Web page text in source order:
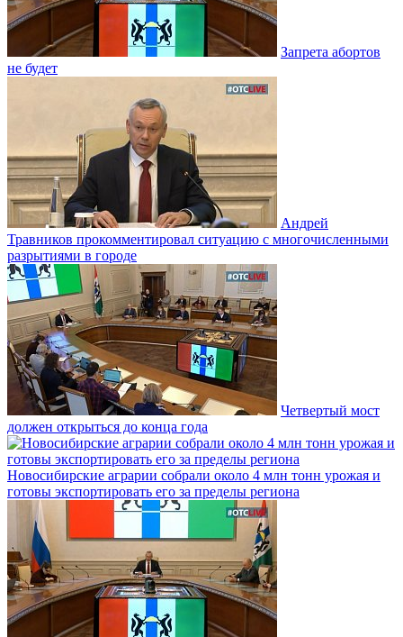
Запрета абортов
не будет
Андрей
Травников прокомментировал ситуацию с многочисленными
разрытиями в городе
Четвертый мост
должен открыться до конца года
Новосибирские аграрии собрали около 4 млн тонн урожая и
готовы экспортировать его за пределы региона